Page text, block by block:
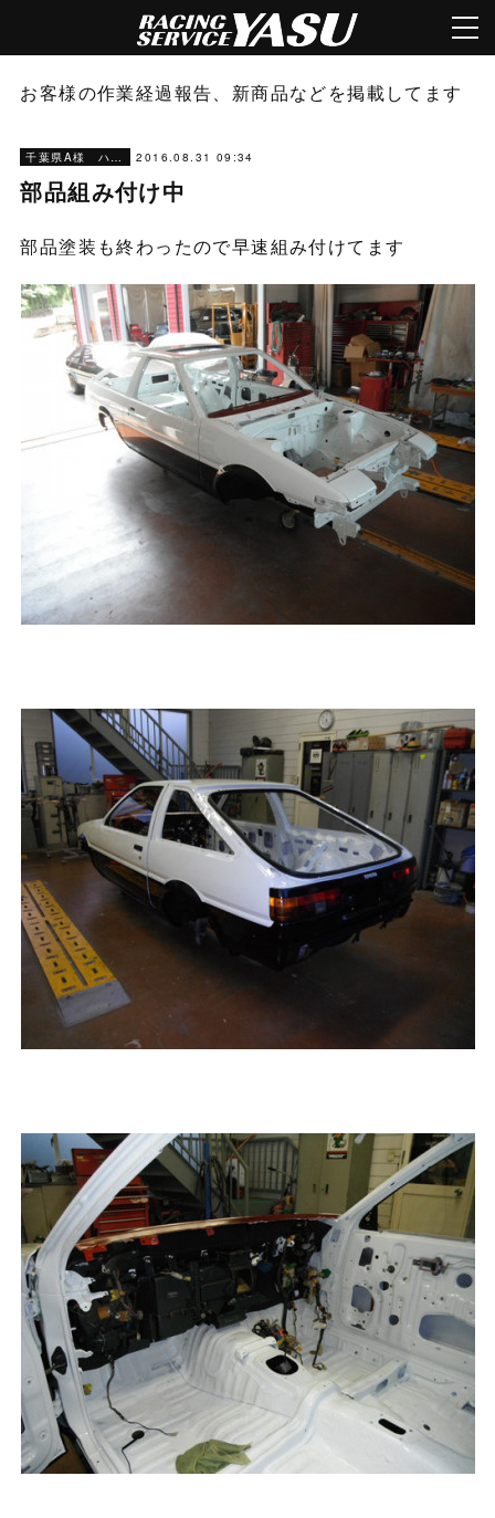
お客様の作業経過報告、新商品などを掲載してます
千葉県A様 ハチロク作業経過報告 2016.08.31 09:34
部品組み付け中
部品塗装も終わったので早速組み付けてます